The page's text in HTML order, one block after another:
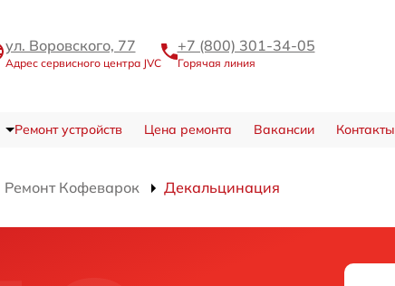
ул. Воровского, 77
Адрес сервисного центра JVC
+7 (800) 301-34-05
Горячая линия
Ремонт устройств Цена ремонта Вакансии Контакты
Ремонт Кофеварок Декальцинация